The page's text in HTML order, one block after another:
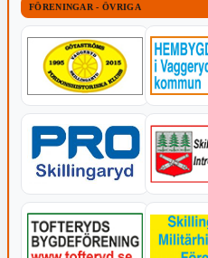
FÖRENINGAR - ÖVRIGA